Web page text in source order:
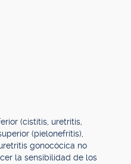
(cistitis, uretritis,
(pielonefritis),
gonocócica no
la sensibilidad de los